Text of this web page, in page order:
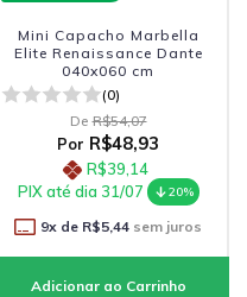
Mini Capacho Marbella
Elite Renaissance Dante
040x060 cm
(0)
De R$54,07
Por R$48,93
R$39,14
PIX até dia 31/07
20%
9x de R$5,44 sem juros